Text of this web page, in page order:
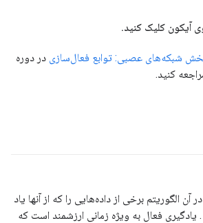
کلیک کنید.
شبکه‌های عصبی: توابع فعال‌سازیدر دوره
کنید.
الگوریتم برخی از داده‌هایی را که از آنها یاد
فعال به ویژه زمانی ارزشمند است که